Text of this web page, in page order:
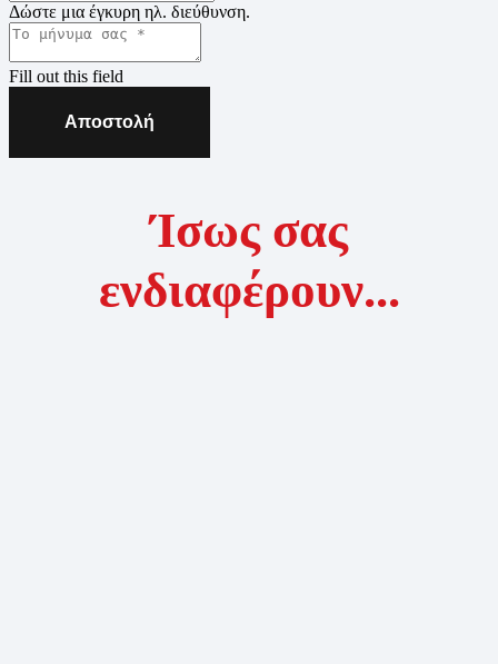
Δώστε μια έγκυρη ηλ. διεύθυνση.
Fill out this field
Αποστολή
Ίσως σας
ενδιαφέρουν...